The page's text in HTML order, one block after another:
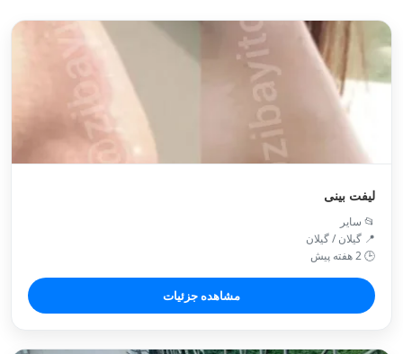
لیفت بینی
📂 سایر
📍 گیلان / گیلان
🕒 2 هفته پیش
مشاهده جزئیات